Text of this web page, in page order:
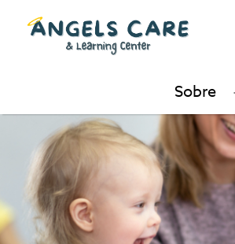
and
Learning
Center
Sobre